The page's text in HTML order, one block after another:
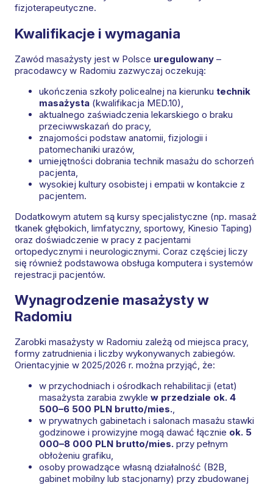
fizjoterapeutyczne.
Kwalifikacje i wymagania
Zawód masażysty jest w Polsce uregulowany –
pracodawcy w Radomiu zazwyczaj oczekują:
ukończenia szkoły policealnej na kierunku technik
masażysta (kwalifikacja MED.10),
aktualnego zaświadczenia lekarskiego o braku
przeciwwskazań do pracy,
znajomości podstaw anatomii, fizjologii i
patomechaniki urazów,
umiejętności dobrania technik masażu do schorzeń
pacjenta,
wysokiej kultury osobistej i empatii w kontakcie z
pacjentem.
Dodatkowym atutem są kursy specjalistyczne (np. masaż
tkanek głębokich, limfatyczny, sportowy, Kinesio Taping)
oraz doświadczenie w pracy z pacjentami
ortopedycznymi i neurologicznymi. Coraz częściej liczy
się również podstawowa obsługa komputera i systemów
rejestracji pacjentów.
Wynagrodzenie masażysty w
Radomiu
Zarobki masażysty w Radomiu zależą od miejsca pracy,
formy zatrudnienia i liczby wykonywanych zabiegów.
Orientacyjnie w 2025/2026 r. można przyjąć, że:
w przychodniach i ośrodkach rehabilitacji (etat)
masażysta zarabia zwykle w przedziale ok. 4
500–6 500 PLN brutto/mies.,
w prywatnych gabinetach i salonach masażu stawki
godzinowe i prowizyjne mogą dawać łącznie ok. 5
000–8 000 PLN brutto/mies. przy pełnym
obłożeniu grafiku,
osoby prowadzące własną działalność (B2B,
gabinet mobilny lub stacjonarny) przy zbudowanej